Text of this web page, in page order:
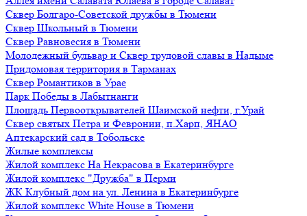
Сквер Болгаро-Советской дружбы в Тюмени
Сквер Школьный в Тюмени
Сквер Равновесия в Тюмени
Молодежный бульвар и Сквер трудовой славы в Надыме
Придомовая территория в Тарманах
Сквер Романтиков в Урае
Парк Победы в Лабытнанги
Площадь Первооткрывателей Шаимской нефти, г.Урай
Сквер святых Петра и Февронии, п.Харп, ЯНАО
Аптекарский сад в Тобольске
Жилые комплексы
Жилой комплекс На Некрасова в Екатеринбурге
Жилой комплекс "Дружба" в Перми
ЖК Клубный дом на ул. Ленина в Екатеринбурге
Жилой комплекс White House в Тюмени